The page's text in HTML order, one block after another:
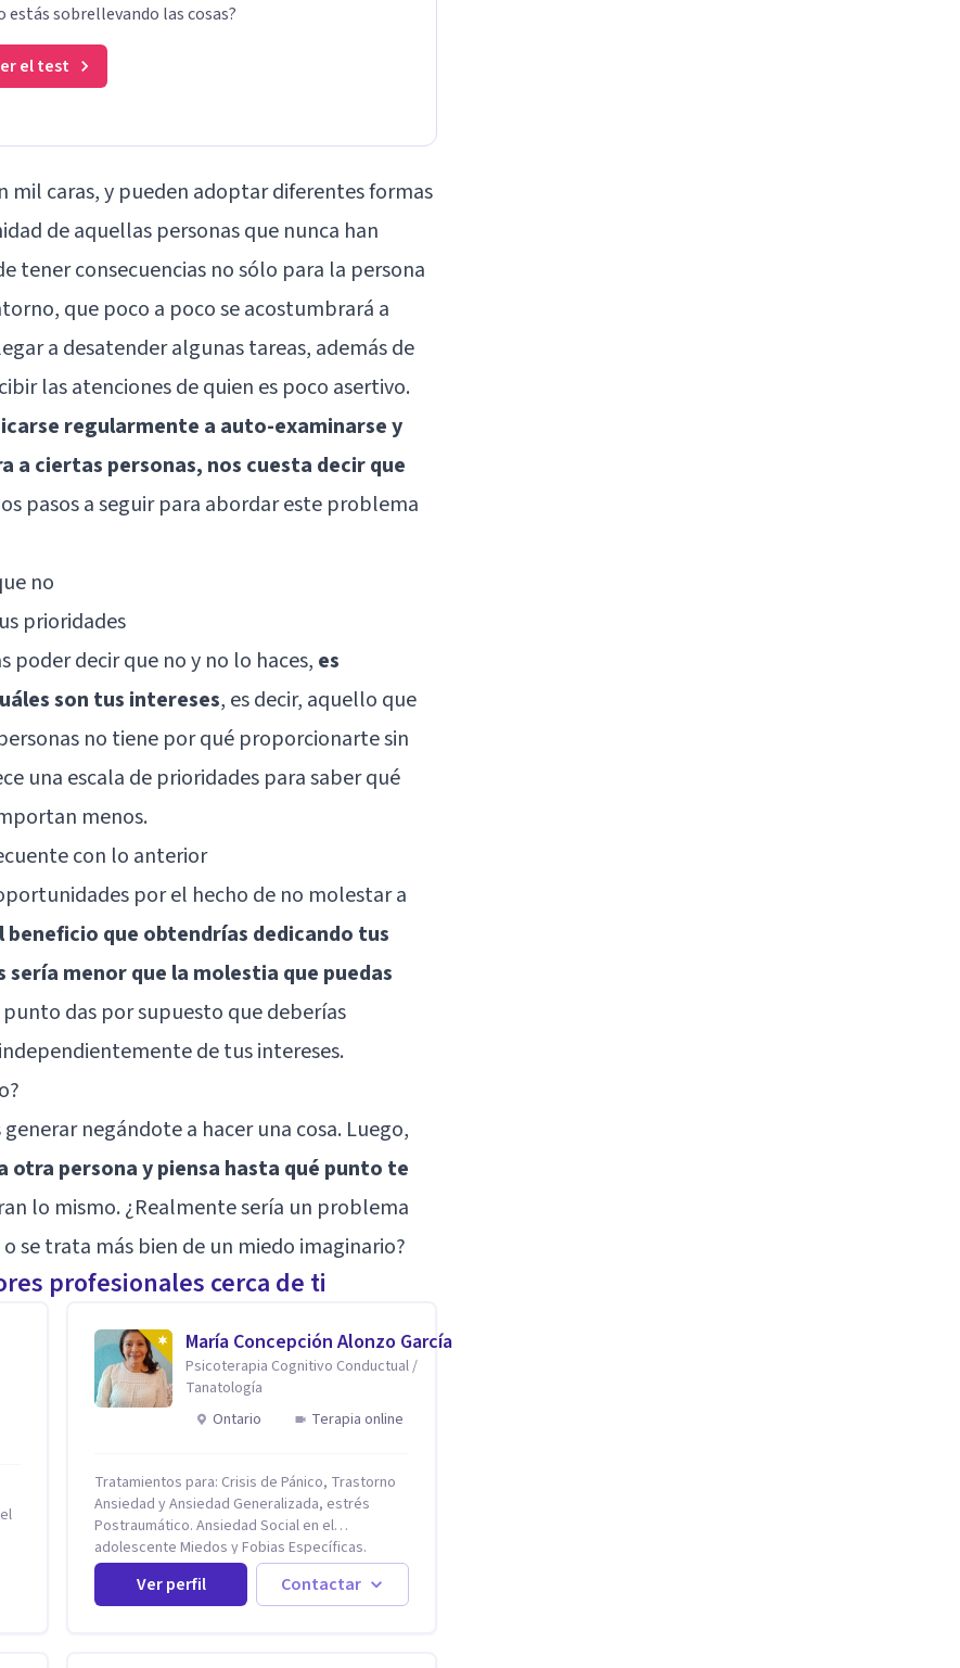
estás sobrellevando las cosas?
el test
mil caras, y pueden adoptar diferentes formas
de aquellas personas que nunca han
tener consecuencias no sólo para la persona
que poco a poco se acostumbrará a
a desatender algunas tareas, además de
las atenciones de quien es poco asertivo.
regularmente a auto-examinarse y
a ciertas personas, nos cuesta decir que
pasos a seguir para abordar este problema
no
prioridades
poder decir que no y no lo haces, es
son tus intereses, es decir, aquello que
no tiene por qué proporcionarte sin
una escala de prioridades para saber qué
menos.
con lo anterior
por el hecho de no molestar a
beneficio que obtendrías dedicando tus
menor que la molestia que puedas
das por supuesto que deberías
de tus intereses.
negándote a hacer una cosa. Luego,
otra persona y piensa hasta qué punto te
lo mismo. ¿Realmente sería un problema
se trata más bien de un miedo imaginario?
profesionales cerca de ti
María Concepción Alonzo García
Psicoterapia Cognitivo Conductual /
Tanatología
Ontario
Terapia online
Tratamientos para: Crisis de Pánico, Trastorno
Ansiedad y Ansiedad Generalizada, estrés
Postraumático. Ansiedad Social en el
adolescente Miedos y Fobias Específicas.
Trastornos de la conducta alimentaria (Anorexia
y Bulimia) Modificación conductas no deseadas.
Impulsividad, conductas obsesivas,
Ver perfil Contactar